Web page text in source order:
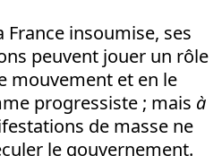
France insoumise, ses
peuvent jouer un rôle
mouvement et en le
progressiste ; mais à
de masse ne
le gouvernement.